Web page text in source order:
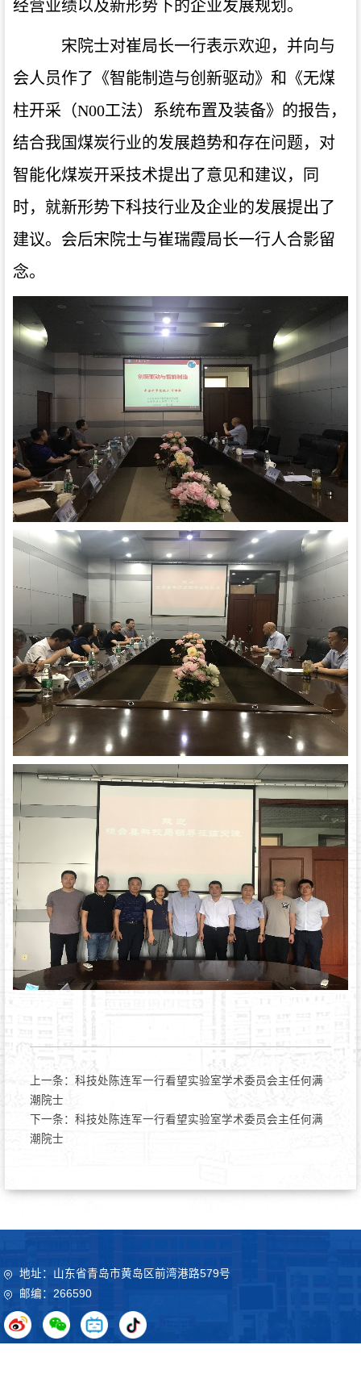
经营业绩以及新形势下的企业发展规划。
宋院士对崔局长一行表示欢迎，并向与
会人员作了《智能制造与创新驱动》和《无煤
柱开采（N00工法）系统布置及装备》的报告，
结合我国煤炭行业的发展趋势和存在问题，对
智能化煤炭开采技术提出了意见和建议，同
时，就新形势下科技行业及企业的发展提出了
建议。会后宋院士与崔瑞霞局长一行人合影留
念。
上一条： 科技处陈连军一行看望实验室学术委员会主任何满
潮院士
下一条： 科技处陈连军一行看望实验室学术委员会主任何满
潮院士
地址：山东省青岛市黄岛区前湾港路579号
邮编：266590